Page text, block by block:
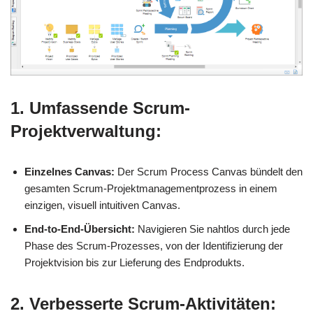
1. Umfassende Scrum-
Projektverwaltung:
Einzelnes Canvas: Der Scrum Process Canvas bündelt den
gesamten Scrum-Projektmanagementprozess in einem
einzigen, visuell intuitiven Canvas.
End-to-End-Übersicht: Navigieren Sie nahtlos durch jede
Phase des Scrum-Prozesses, von der Identifizierung der
Projektvision bis zur Lieferung des Endprodukts.
2. Verbesserte Scrum-Aktivitäten: